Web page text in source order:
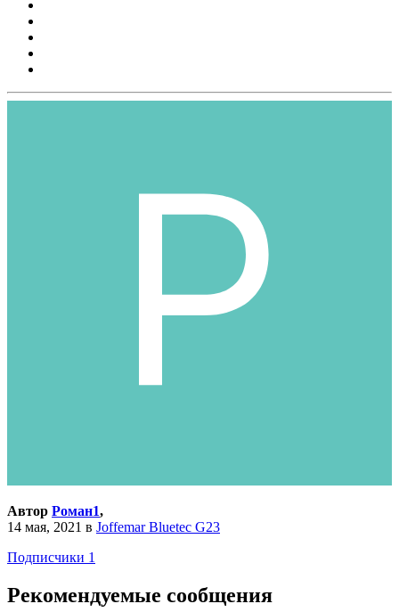
Автор Роман1,
14 мая, 2021 в Joffemar Bluetec G23
Подписчики 1
Рекомендуемые сообщения